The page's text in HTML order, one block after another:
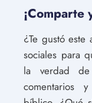
¡Comparte
¿Te gustó este
sociales para
la verdad
comentarios